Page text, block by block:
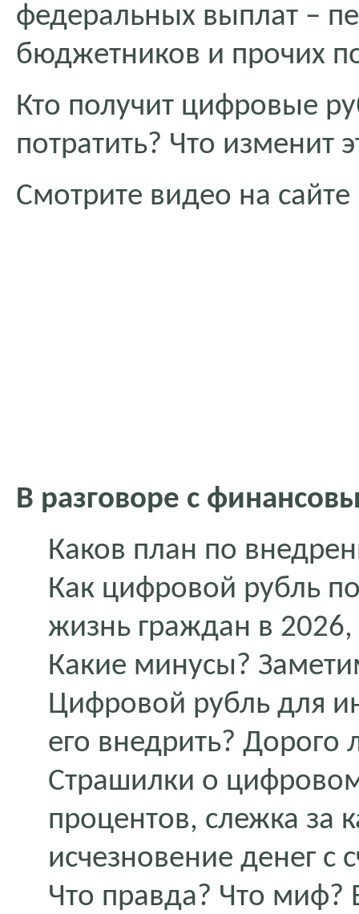
федеральных выплат –
бюджетников и прочих
Кто получит цифровые
потратить? Что изменит
Смотрите видео на
В разговоре с
Каков план по
Как цифровой рубль
жизнь граждан в
Какие минусы?
Цифровой рубль для
его внедрить? Дорого
Страшилки о
процентов, слежка
исчезновение денег с
Что правда? Что миф?